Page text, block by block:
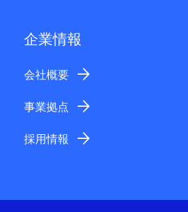
企業情報
会社概要
事業拠点
採用情報